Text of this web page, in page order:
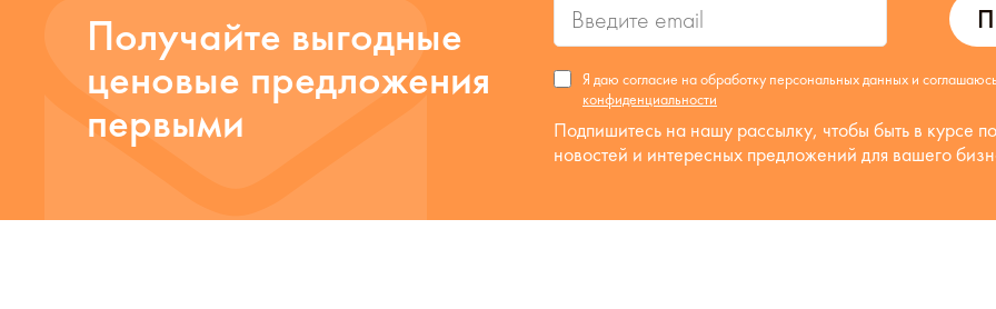
Получайте выгодные
ценовые предложения
первыми
Я даю согласие на обработку персональных данных и
конфиденциальности
Подпишитесь на нашу рассылку, чтобы быть в курсе
новостей и интересных предложений для вашего